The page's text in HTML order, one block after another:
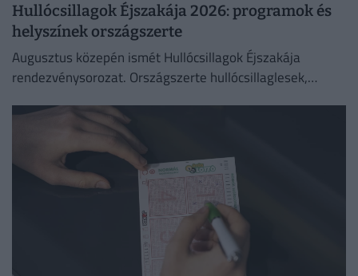
Hullócsillagok Éjszakája 2026: programok és
helyszínek országszerte
Augusztus közepén ismét Hullócsillagok Éjszakája
rendezvénysorozat. Országszerte hullócsillaglesek,
égbolt szerelmeseinek.